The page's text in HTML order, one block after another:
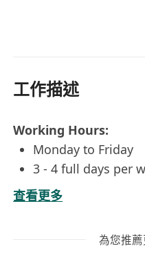
工作描述
Working Hours:
Monday to Friday
3 - 4 full days per
days per week)
09:00 AM – 06:00
Responsibilities:
查看更多
為您推